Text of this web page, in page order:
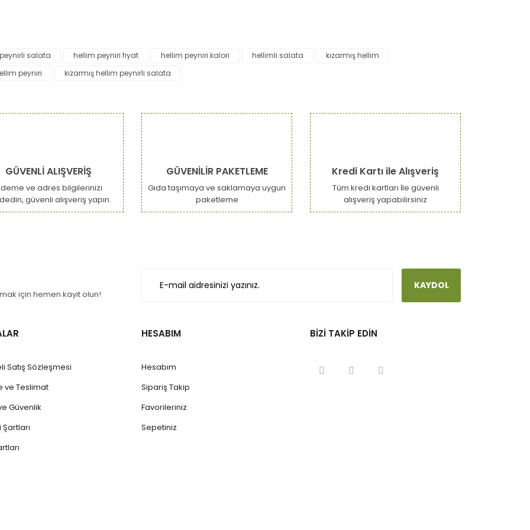
Bu ürüne ilk yorumu siz yapın!
ve diğer konularda yetersiz gördüğünüz noktaları öneri formunu kullanarak tarafımıza iletebilirsiniz.
salata hellim peyniri fiyat hellim peyniri kalori hellimli salata
kızarmış hellim
peyniri kızarmış hellim peynirli salata
GÜVENLİ ALIŞVERİŞ
ve adres bilgilerinizi
güvenli alışveriş yapın.
GÜVENİLİR PAKETLEME
Gıda taşımaya ve saklamaya uygun
paketleme
Kredi Kartı ile Alışveriş
Tüm kredi kartları İle güvenli
alışveriş yapabilirsiniz
için hemen kayıt olun!
KAYDOL
Satış Sözleşmesi
ve Teslimat
Güvenlik
HESABIM
Hesabım
Sipariş Takip
Favorileriniz
Sepetiniz
BİZİ TAKİP EDİN